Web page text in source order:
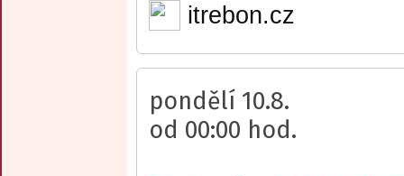
itrebon.cz
pondělí 10.8.
od 00:00 hod.